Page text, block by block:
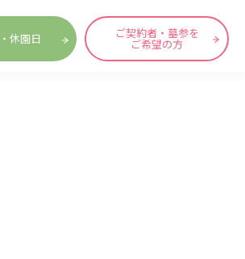
休園日 ご契約者・墓参を
ご希望の方